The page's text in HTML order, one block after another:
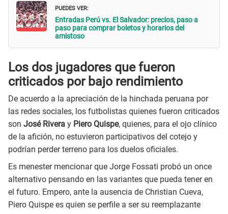
PUEDES VER:
Entradas Perú vs. El Salvador: precios, paso a
paso para comprar boletos y horarios del
amistoso
Los dos jugadores que fueron
criticados por bajo rendimiento
De acuerdo a la apreciación de la hinchada peruana por
las redes sociales, los futbolistas quienes fueron criticados
son José Rivera y Piero Quispe, quienes, para el ojo clínico
de la afición, no estuvieron participativos del cotejo y
podrían perder terreno para los duelos oficiales.
Es menester mencionar que Jorge Fossati probó un once
alternativo pensando en las variantes que pueda tener en
el futuro. Empero, ante la ausencia de Christian Cueva,
Piero Quispe es quien se perfile a ser su reemplazante